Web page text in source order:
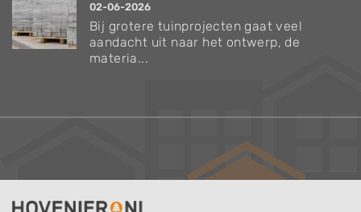
02-06-2026
Bij grotere tuinprojecten gaat veel
aandacht uit naar het ontwerp, de
materia...